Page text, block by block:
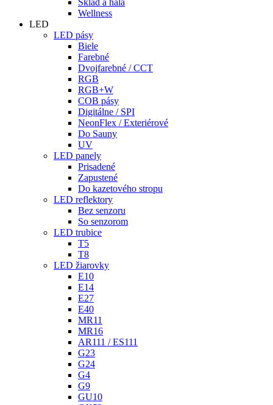
Sklad a hala
Wellness
LED
LED pásy
Biele
Farebné
Dvojfarebné / CCT
RGB
RGB+W
COB pásy
Digitálne / SPI
NeonFlex / Exteriérové
Do Sauny
UV
LED panely
Prisadené
Zapustené
Do kazetového stropu
LED reflektory
Bez senzoru
So senzorom
LED trubice
T5
T8
LED žiarovky
E10
E14
E27
E40
MR11
MR16
AR111 / ES111
G23
G24
G4
G9
GU10